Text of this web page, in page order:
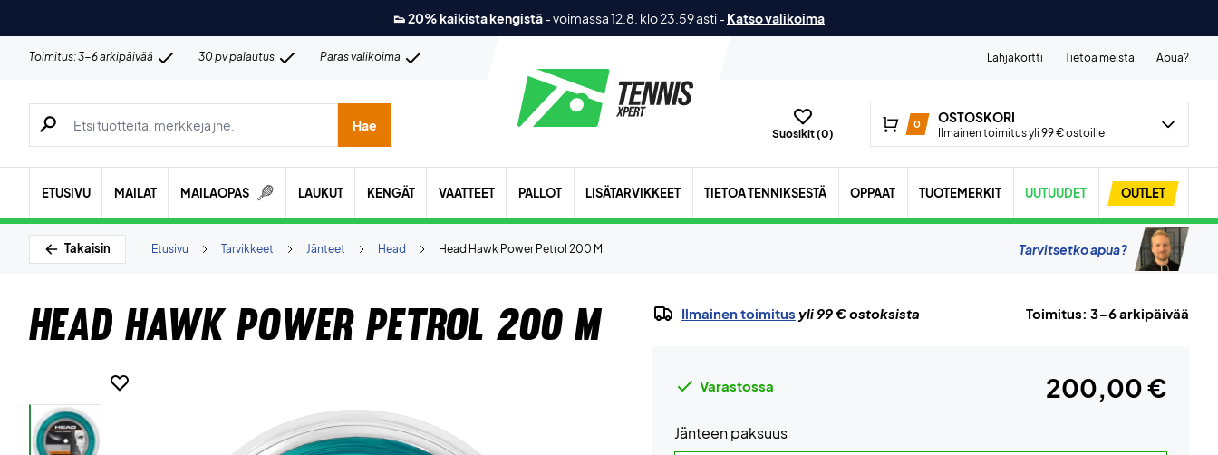
👟 20% kaikista kengistä-voimassa 12.8. klo 23.59 asti- Katso valikoima
Toimitus: 3-6 arkipäivää 30 pv palautus Paras valikoima Lahjakortti Tietoa meistä Apua?
Hae tuotteita, merkkejä jne.
Hae
Suosikit (0)
0 OSTOSKORI
Ilmainen toimitus yli 99 € ostoille
ETUSIVU MAILAT MAILAOPAS LAUKUT KENGÄT VAATTEET PALLOT LISÄTARVIKKEET TIETOA TENNIKSESTÄ OPPAAT TUOTEMERKIT UUTUUDET OUTLET
Takaisin Head Hawk Power Petrol 200 M
Head
Jänteet
Tarvikkeet
Etusivu Tarvitsetko apua?
Head Hawk Power Petrol 200 M Ilmainen toimitus yli 99 € ostoksista Toimitus: 3-6 arkipäivää
Varastossa 200,00 €
Jänteen paksuus